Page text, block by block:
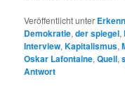
Veröffentlicht unter
Demokratie,der spiegel,
Interview,Kapitalismus,
Oskar Lafontaine,Quell,
Antwort